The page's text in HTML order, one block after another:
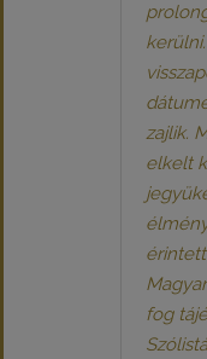
zajlik.
elkelt
fog